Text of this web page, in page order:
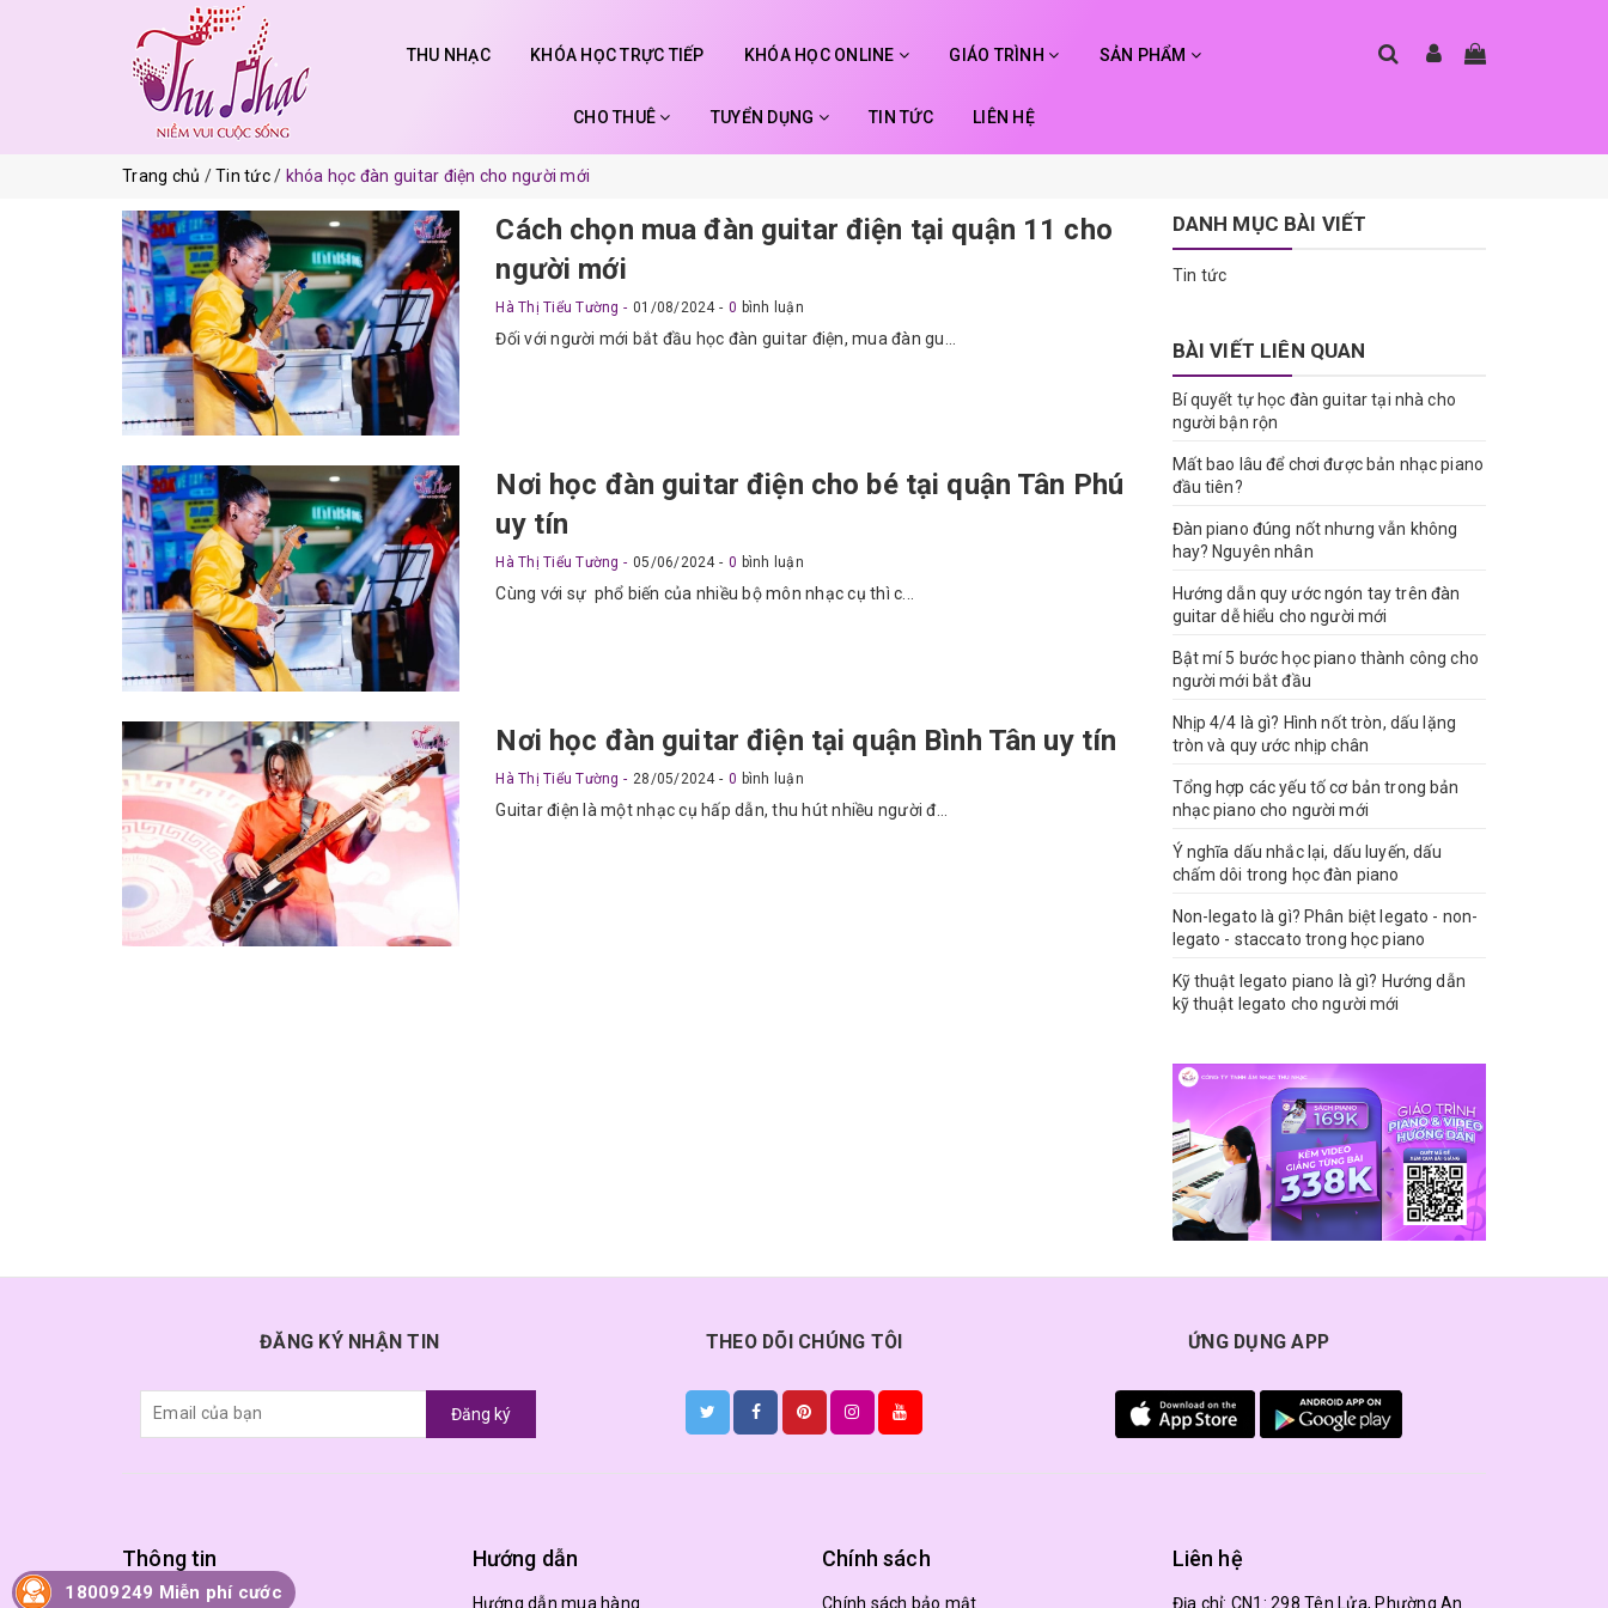
THU NHẠC KHÓA HỌC TRỰC TIẾP KHÓA HỌC ONLINE GIÁO TRÌNH SẢN PHẨM
CHO THUÊ TUYỂN DỤNG TIN TỨC LIÊN HỆ
Trang chủ Tin tức khóa học đàn guitar điện cho người mới
Cách chọn mua đàn guitar điện tại quận 11 cho
người mới
Hà Thị Tiểu Tường 01/08/2024 0 bình luận
Đối với người mới bắt đầu học đàn guitar điện, mua đàn gu...
Nơi học đàn guitar điện cho bé tại quận Tân Phú
uy tín
Hà Thị Tiểu Tường 05/06/2024 0 bình luận
Cùng với sự phổ biến của nhiều bộ môn nhạc cụ thì c...
Nơi học đàn guitar điện tại quận Bình Tân uy tín
Hà Thị Tiểu Tường 28/05/2024 0 bình luận
Guitar điện là một nhạc cụ hấp dẫn, thu hút nhiều người đ...
DANH MỤC BÀI VIẾT
Tin tức
BÀI VIẾT LIÊN QUAN
Bí quyết tự học đàn guitar tại nhà cho
người bận rộn
Mất bao lâu để chơi được bản nhạc piano
đầu tiên?
Đàn piano đúng nốt nhưng vẫn không
hay? Nguyên nhân
Hướng dẫn quy ước ngón tay trên đàn
guitar dễ hiểu cho người mới
Bật mí 5 bước học piano thành công cho
người mới bắt đầu
Nhịp 4/4 là gì? Hình nốt tròn, dấu lặng
tròn và quy ước nhịp chân
Tổng hợp các yếu tố cơ bản trong bản
nhạc piano cho người mới
Ý nghĩa dấu nhắc lại, dấu luyến, dấu
chấm dôi trong học đàn piano
Non-legato là gì? Phân biệt legato - non-
legato - staccato trong học piano
Kỹ thuật legato piano là gì? Hướng dẫn
kỹ thuật legato cho người mới
ĐĂNG KÝ NHẬN TIN
Đăng ký
THEO DÕI CHÚNG TÔI ỨNG DỤNG APP
Thông tin
Trang chủ
Hướng dẫn
Hướng dẫn mua hàng
Chính sách
Chính sách bảo mật
Liên hệ
Địa chỉ: CN1: 298 Tên Lửa, Phường An
18009249 Miễn phí cước